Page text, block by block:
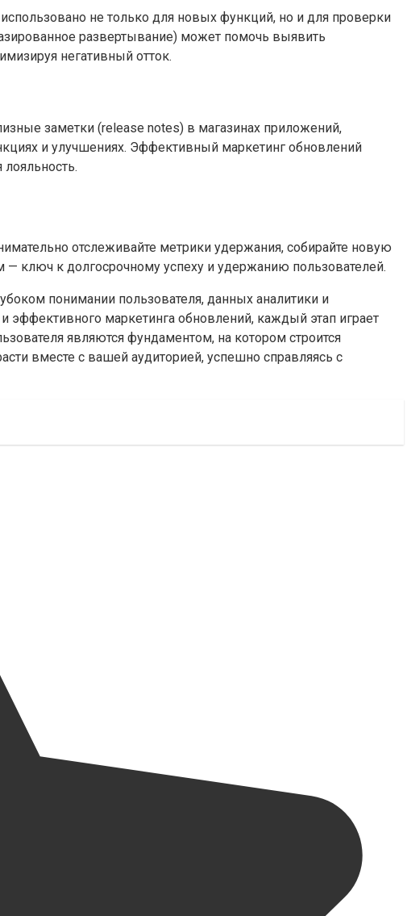
не только для новых функций, но и для проверки
развертывание) может помочь выявить
негативный отток.
заметки (release notes) в магазинах приложений,
и улучшениях. Эффективный маркетинг обновлений
отслеживайте метрики удержания, собирайте новую
— ключ к долгосрочному успеху и удержанию пользователей.
понимании пользователя, данных аналитики и
эффективного маркетинга обновлений, каждый этап играет
являются фундаментом, на котором строится
вместе с вашей аудиторией, успешно справляясь с